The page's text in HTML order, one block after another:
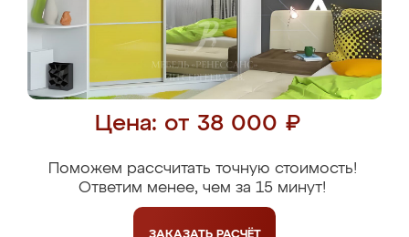
Цена: от 38 000 ₽
Поможем рассчитать точную стоимость!
Ответим менее, чем за 15 минут!
ЗАКАЗАТЬ РАСЧЁТ